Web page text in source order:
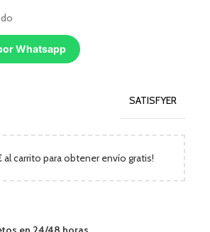
Whatsapp
SATISFYER
al carrito para obtener envío gratis!